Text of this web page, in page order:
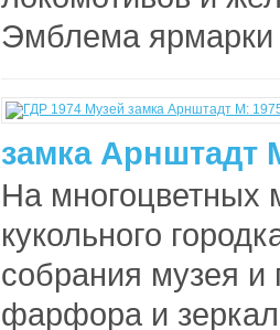
Эмблема ярмарки
замка Арнштадт
На многоцветных
кукольного
собрания музея
фарфора и